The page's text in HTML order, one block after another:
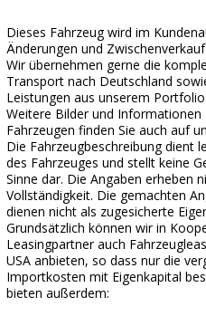
Dieses Fahrzeug wird im
Änderungen und
Wir übernehmen gerne die
Transport nach Deutschland
Leistungen aus unserem Portfolio
Weitere Bilder und Informationen
Fahrzeugen finden Sie auch auf
Die Fahrzeugbeschreibung dient
des Fahrzeuges und stellt keine
Sinne dar. Die Angaben erheben
Vollständigkeit. Die gemachten
dienen nicht als zugesicherte
Grundsätzlich können wir in
Leasingpartner auch
USA anbieten, so dass nur die
Importkosten mit Eigenkapital
bieten außerdem: